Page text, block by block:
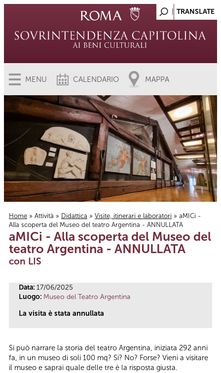
MENU CALENDARIO MAPPA
Tu sei qui
Home » Attività » Didattica » Visite, itinerari e laboratori » aMICi -
Alla scoperta del Museo del teatro Argentina - ANNULLATA
aMICi - Alla scoperta del Museo del
teatro Argentina - ANNULLATA
con LIS
Data: 17/06/2025
Luogo: Museo del Teatro Argentina
La visita è stata annullata
Si può narrare la storia del teatro Argentina, iniziata 292 anni
fa, in un museo di soli 100 mq? Si? No? Forse? Vieni a visitare
il museo e saprai quale delle tre è la risposta giusta.